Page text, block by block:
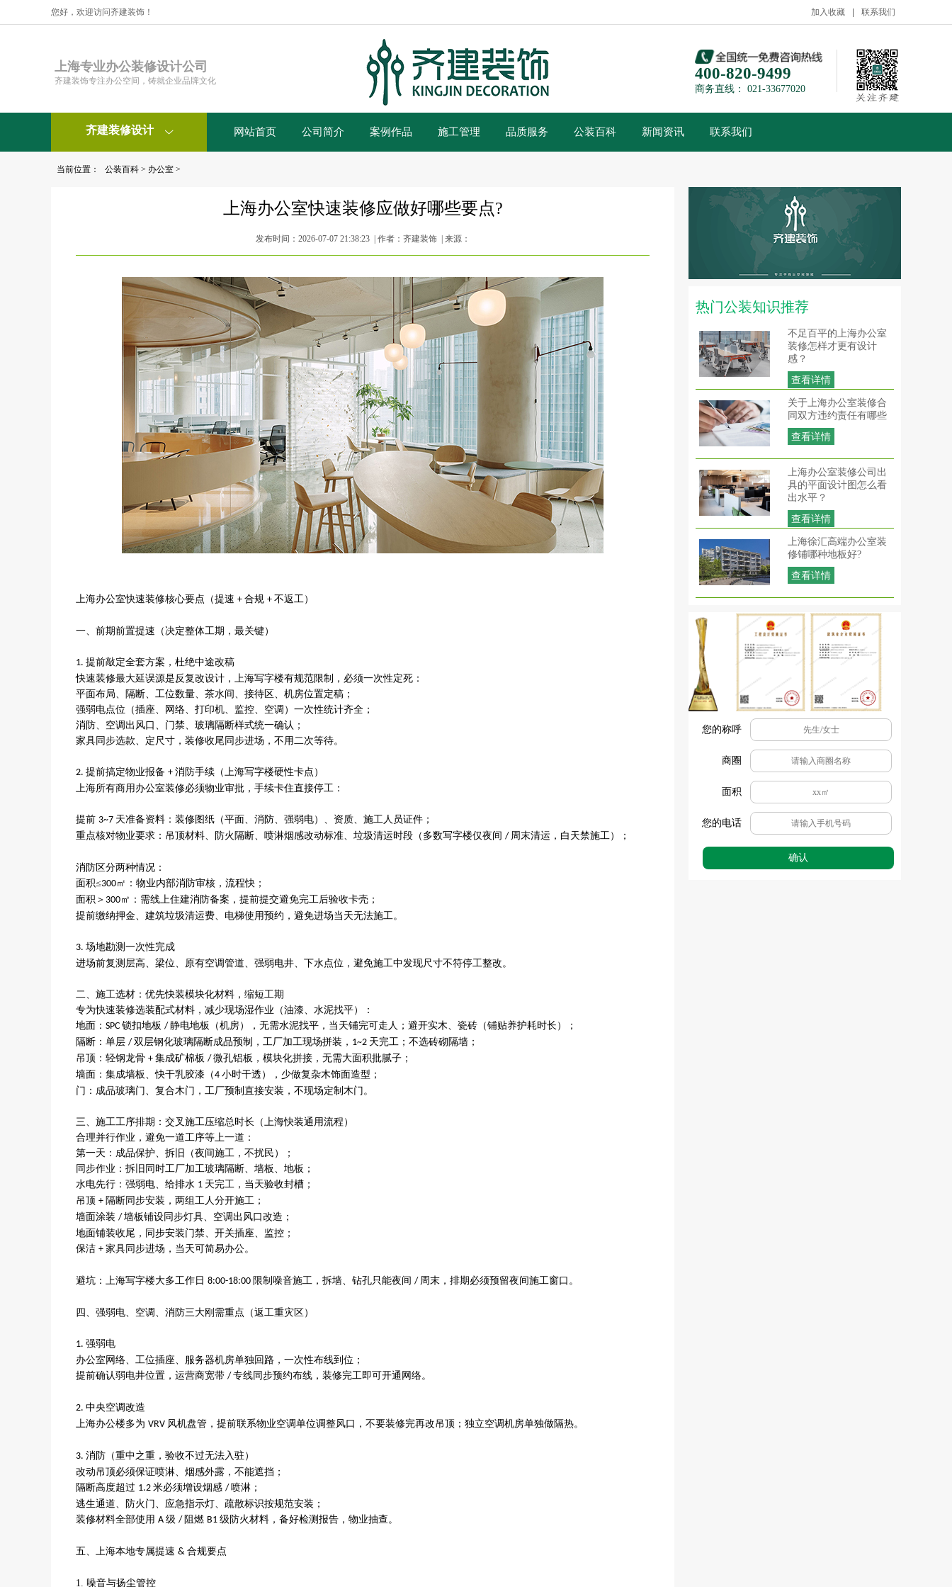
加入收藏 联系我们
您好，欢迎访问齐建装饰！
上海专业办公装修设计公司
齐建装饰专注办公空间，铸就企业品牌文化 400-820-9499
商务直线： 021-33677020
齐建装修设计  网站首页 公司简介 案例作品 施工管理 品质服务 公装百科 新闻资讯 联系我们
当前位置： 公装百科 > 办公室 >
热门公装知识推荐
不足百平的上海办公室
装修怎样才更有设计
感？
查看详情
关于上海办公室装修合
同双方违约责任有哪些
查看详情
上海办公室装修公司出
具的平面设计图怎么看
出水平？
查看详情
上海徐汇高端办公室装
修铺哪种地板好?
查看详情
您的称呼
商圈
面积
您的电话
确认
上海办公室快速装修应做好哪些要点?
发布时间：2026-07-07 21:38:23 | 作者：齐建装饰 | 来源：
上海办公室快速装修核心要点（提速 + 合规 + 不返工）
一、前期前置提速（决定整体工期，最关键）
1. 提前敲定全套方案，杜绝中途改稿
快速装修最大延误源是反复改设计，上海写字楼有规范限制，必须一次性定死：
平面布局、隔断、工位数量、茶水间、接待区、机房位置定稿；
强弱电点位（插座、网络、打印机、监控、空调）一次性统计齐全；
消防、空调出风口、门禁、玻璃隔断样式统一确认；
家具同步选款、定尺寸，装修收尾同步进场，不用二次等待。
2. 提前搞定物业报备 + 消防手续（上海写字楼硬性卡点）
上海所有商用办公室装修必须物业审批，手续卡住直接停工：
提前 3~7 天准备资料：装修图纸（平面、消防、强弱电）、资质、施工人员证件；
重点核对物业要求：吊顶材料、防火隔断、喷淋烟感改动标准、垃圾清运时段（多数写字楼仅夜间 / 周末清运，白天禁施工）；
消防区分两种情况：
面积≤300㎡：物业内部消防审核，流程快；
面积＞ 300㎡：需线上住建消防备案，提前提交避免完工后验收卡壳；
提前缴纳押金、建筑垃圾清运费、电梯使用预约，避免进场当天无法施工。
3. 场地勘测一次性完成
进场前复测层高、梁位、原有空调管道、强弱电井、下水点位，避免施工中发现尺寸不符停工整改。
二、施工选材：优先快装模块化材料，缩短工期
专为快速装修选装配式材料，减少现场湿作业（油漆、水泥找平）：
地面： SPC 锁扣地板 / 静电地板（机房），无需水泥找平，当天铺完可走人；避开实木、瓷砖（铺贴养护耗时长）；
隔断：单层 / 双层钢化玻璃隔断成品预制，工厂加工现场拼装， 1~2 天完工；不选砖砌隔墙；
吊顶：轻钢龙骨 + 集成矿棉板 / 微孔铝板，模块化拼接，无需大面积批腻子；
墙面：集成墙板、快干乳胶漆（4 小时干透），少做复杂木饰面造型；
门：成品玻璃门、复合木门，工厂预制直接安装，不现场定制木门。
三、施工工序排期：交叉施工压缩总时长（上海快装通用流程）
合理并行作业，避免一道工序等上一道：
第一天：成品保护、拆旧（夜间施工，不扰民）；
同步作业：拆旧同时工厂加工玻璃隔断、墙板、地板；
水电先行：强弱电、给排水 1 天完工，当天验收封槽；
吊顶 + 隔断同步安装，两组工人分开施工；
墙面涂装 / 墙板铺设同步灯具、空调出风口改造；
地面铺装收尾，同步安装门禁、开关插座、监控；
保洁 + 家具同步进场，当天可简易办公。
避坑：上海写字楼大多工作日 8:00-18:00 限制噪音施工，拆墙、钻孔只能夜间 / 周末，排期必须预留夜间施工窗口。
四、强弱电、空调、消防三大刚需重点（返工重灾区）
1. 强弱电
办公室网络、工位插座、服务器机房单独回路，一次性布线到位；
提前确认弱电井位置，运营商宽带 / 专线同步预约布线，装修完工即可开通网络。
2. 中央空调改造
上海办公楼多为 VRV 风机盘管，提前联系物业空调单位调整风口，不要装修完再改吊顶；独立空调机房单独做隔热。
3. 消防（重中之重，验收不过无法入驻）
改动吊顶必须保证喷淋、烟感外露，不能遮挡；
隔断高度超过 1.2 米必须增设烟感 / 喷淋；
逃生通道、防火门、应急指示灯、疏散标识按规范安装；
装修材料全部使用 A 级 / 阻燃 B1 级防火材料，备好检测报告，物业抽查。
五、上海本地专属提速 & 合规要点
1. 噪音与扬尘管控